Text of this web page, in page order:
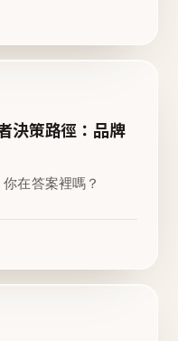
決策路徑：品牌
在答案裡嗎？